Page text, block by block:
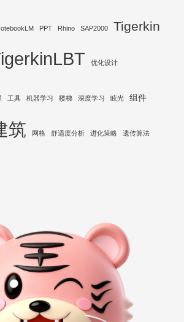
PPT Rhino SAP2000 Tigerkin
优化设计
工具 机器学习 楼梯 深度学习 眩光 组件
筑 网格 舒适度分析 进化策略 遗传算法